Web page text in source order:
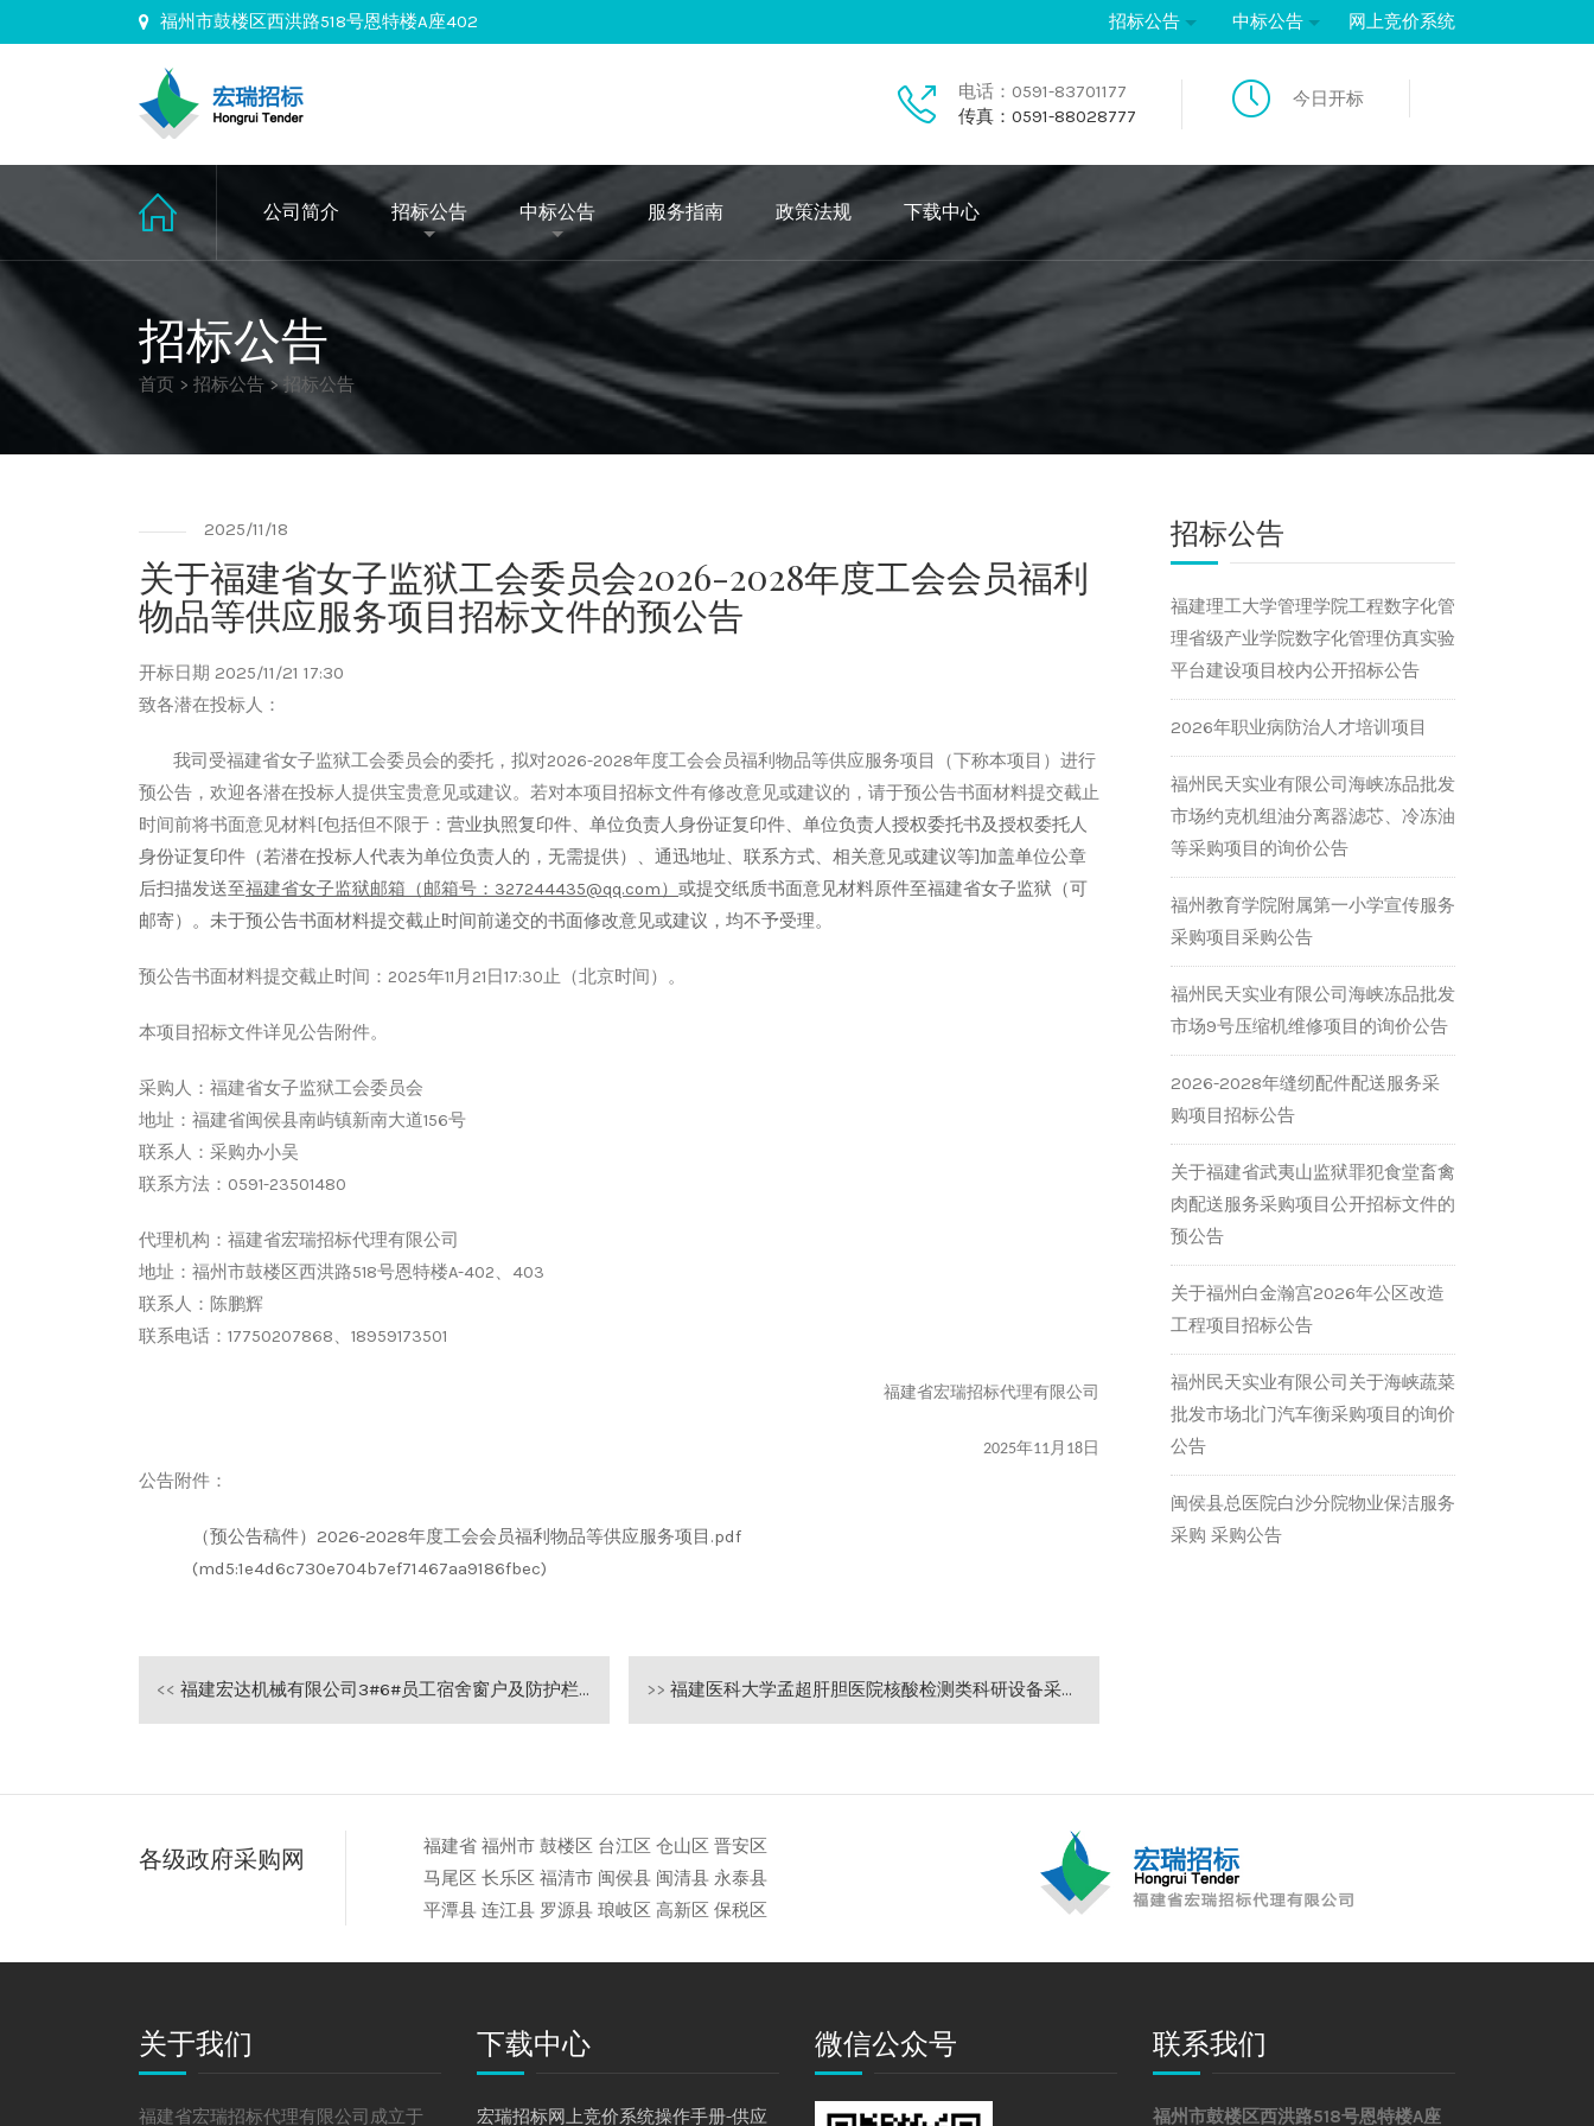
福州市鼓楼区西洪路518号恩特楼A座402 招标公告 中标公告 网上竞价系统
电话：0591-83701177
传真：0591-88028777
今日开标
公司简介 招标公告 中标公告 服务指南 政策法规 下载中心
招标公告
首页 > 招标公告>招标公告
2025/11/18
关于福建省女子监狱工会委员会2026-2028年度工会会员福利
物品等供应服务项目招标文件的预公告
开标日期 2025/11/21 17:30
致各潜在投标人 ：
我司受福建省女子监狱工会委员会的委托，拟对2026-2028年度工会会员福利物品等供应服务项目
（下称本项目）进行
预公告，欢迎各潜在投标人提供宝贵意见或建议。若对本项目 招标文件有修改意见或建议的，请于预公告书面材料提交截止
时间前将书面意见材料[包括但不限于： 营业执照复印件、单位负责人身份证复印件、单位负责人授权委托书及授权委托人
身份证复印件（若潜在投标人代表为单位负责人的，无需提供）、通迅地址、联系方式、相关意见或建议等]加盖单位公章
后扫描发送至福建省女子监狱邮箱 （邮箱号： 327244435@qq.com） 或提交纸质书面意见材料原件至福建省女子监狱 （可
邮寄）。未于预公告书面材料提交截止时间前递交的书面修改意见或建议，均不予受理。
预公告书面材料提交截止时间： 2025年11月 21 日17:30止（北京时间）。
本项目 招标文件详见公告附件。
采购人：福建省女子监狱工会委员会
地址：福建省闽侯县南屿镇新南大道156号
联系人：采购办小吴
联系方法： 0591-23501480
代理机构：福建省宏瑞招标代理有限公司
地址：福州市鼓楼区西洪路518号恩特楼A-402、403
联系人：陈鹏辉
联系电话： 17750207868、18959173501
福建省宏瑞招标代理有限公司
2025年11月 18日
公告附件：
（预公告稿件）2026-2028年度工会会员福利物品等供应服务项目.pdf
(md5:1e4d6c730e704b7ef71467aa9186fbec)
<< 福建宏达机械有限公司3#6#员工宿舍窗户及防护栏杆改造工程项目竞争性磋商采购公告 >>福建医科大学孟超肝胆医院核酸检测类科研设备采购项目公开招标公告
招标公告
福建理工大学管理学院工程数字化管
理省级产业学院数字化管理仿真实验
平台建设项目校内公开招标公告
2026年职业病防治人才培训项目
福州民天实业有限公司海峡冻品批发
市场约克机组油分离器滤芯、冷冻油
等采购项目的询价公告
福州教育学院附属第一小学宣传服务
采购项目采购公告
福州民天实业有限公司海峡冻品批发
市场9号压缩机维修项目的询价公告
2026-2028年缝纫配件配送服务采
购项目招标公告
关于福建省武夷山监狱罪犯食堂畜禽
肉配送服务采购项目公开招标文件的
预公告
关于福州白金瀚宫2026年公区改造
工程项目招标公告
福州民天实业有限公司关于海峡蔬菜
批发市场北门汽车衡采购项目的询价
公告
闽侯县总医院白沙分院物业保洁服务
采购 采购公告
各级政府采购网 福建省 福州市 鼓楼区 台江区 仓山区 晋安区
马尾区 长乐区 福清市 闽侯县 闽清县 永泰县
平潭县 连江县 罗源县 琅岐区 高新区 保税区
关于我们
福建省宏瑞招标代理有限公司成立于
下载中心
宏瑞招标网上竞价系统操作手册-供应
微信公众号 联系我们
福州市鼓楼区西洪路518号恩特楼A座